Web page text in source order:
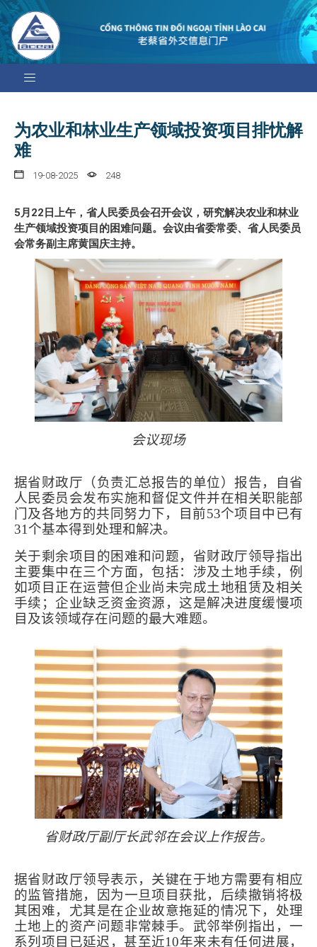
为农业和林业生产领域投资项目排忧解
难
19-08-2025 248
5月22日上午，省人民委员会召开会议，研究解决农业和林业
生产领域投资项目的困难问题。会议由省委常委、省人民委员
会常务副主席黄国庆主持。
会议现场
据省财政厅（负责汇总报告的单位）报告，自省
人民委员会发布实施和督促文件并在相关职能部
门及各地方的共同努力下，目前53个项目中已有
31 个基本得到处理和解决。
关于剩余项目的困难和问题，省财政厅领导指出
主要集中在三个方面，包括：涉及土地手续，例
如项目正在运营但企业尚未完成土地租赁及相关
手续；企业缺乏资金资源，这是解决进度缓慢项
目及该领域存在问题的最大难题。
省财政厅副厅长武邻在会议上作报告。
据省财政厅领导表示，关键在于地方需要有相应
的监管措施，因为一旦项目获批，后续撤销将极
其困难，尤其是在企业故意拖延的情况下，处理
土地上的资产问题非常棘手。武邻举例指出，一
系列项目已延迟，甚至近10年来未有任何进展，